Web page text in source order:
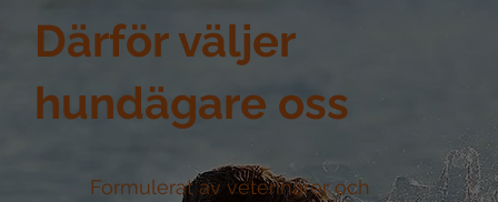
Därför väljer
hundägare oss
Formulerat av veterinärer och